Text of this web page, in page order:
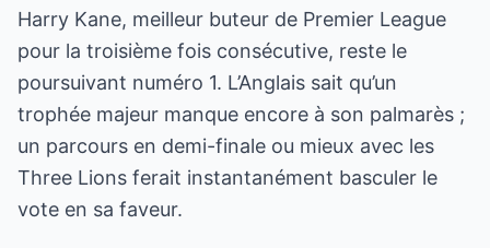
Harry Kane, meilleur buteur de Premier League
pour la troisième fois consécutive, reste le
poursuivant numéro 1. L’Anglais sait qu’un
trophée majeur manque encore à son palmarès ;
un parcours en demi-finale ou mieux avec les
Three Lions ferait instantanément basculer le
vote en sa faveur.